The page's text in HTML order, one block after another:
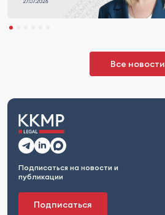
Все новости
Подписаться на новости и
публикации
Подписаться